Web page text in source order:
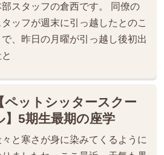
部スタッフの倉西です。 同僚の
タッフが週末に引っ越したとのこ
で、昨日の月曜が引っ越し後初出
ペットシッタースクー
】5期生最期の座学
々と寒さが身に染みてくるように